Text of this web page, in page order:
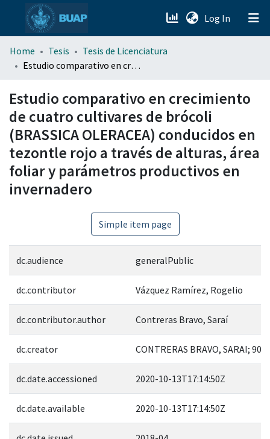
Log In (current)
menu.section.about_menu
Home Tesis
Tesis de Licenciatura
Estudio comparativo en crecimiento de cuatro cultivares de brócoli (BRASSICA OLERACEA) conducidos en tezontle rojo a través de alturas, área foliar y parámetros productivos en invernadero
Estudio comparativo en crecimiento
de cuatro cultivares de brócoli
(BRASSICA OLERACEA) conducidos en
tezontle rojo a través de alturas, área
foliar y parámetros productivos en
invernadero
Simple item page
dc.audience generalPublic
dc.contributor Vázquez Ramírez, Rogelio
dc.contributor.author Contreras Bravo, Saraí
dc.creator CONTRERAS BRAVO, SARAI;
dc.date.accessioned 2020-10-13T17:14:50Z
dc.date.available 2020-10-13T17:14:50Z